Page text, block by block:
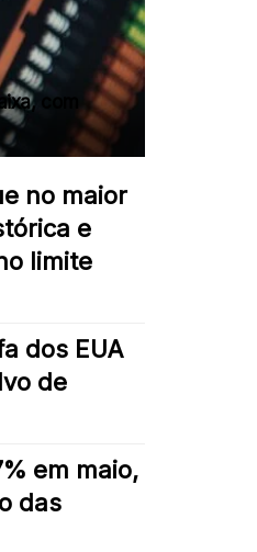
com
no maior
e
limite
dos EUA
de
em maio,
das